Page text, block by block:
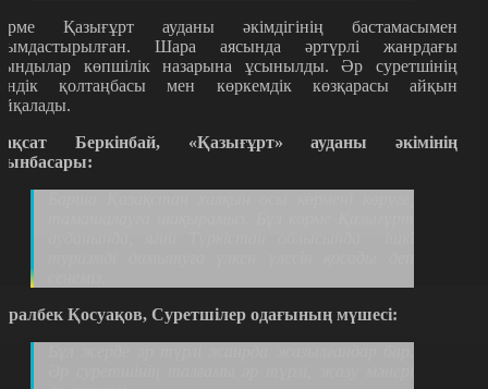
Қазығұрт ауданы әкімдігінің бастамасымен
Шара аясында әртүрлі жанрдағы
көпшілік назарына ұсынылды. Әр суретшінің
қолтаңбасы мен көркемдік көзқарасы айқын
Беркінбай, «Қазығұрт»ауданы әкімінің
Қосуақов, Суретшілер одағының мүшесі: